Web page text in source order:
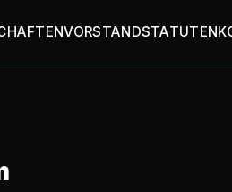
VORSTANDSTATUTEN